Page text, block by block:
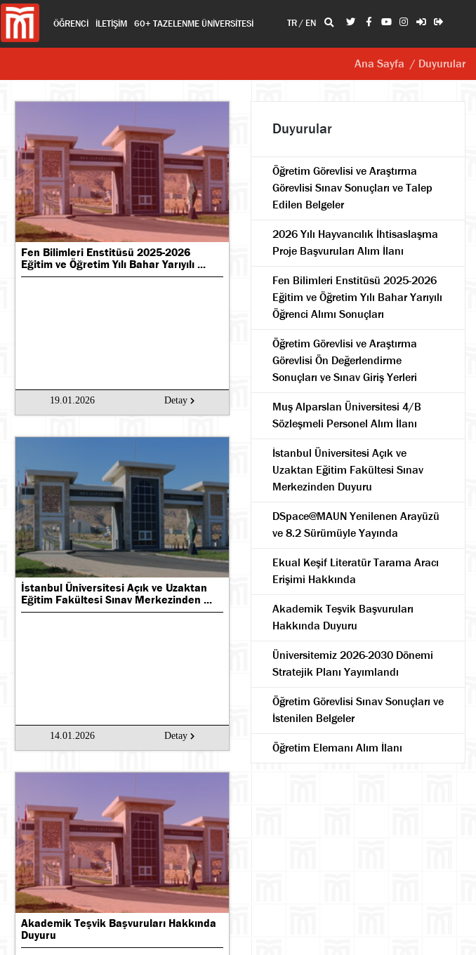
ÖĞRENCİ İLETİŞİM 60+ TAZELENME ÜNİVERSİTESİ TR/ EN
Ana Sayfa / Duyurular
Fen Bilimleri Enstitüsü 2025-2026
Eğitim ve Öğretim Yılı Bahar Yarıyılı ...
19.01.2026 Detay
İstanbul Üniversitesi Açık ve Uzaktan
Eğitim Fakültesi Sınav Merkezinden ...
14.01.2026 Detay
Akademik Teşvik Başvuruları Hakkında
Duyuru
Duyurular
Öğretim Görevlisi ve Araştırma
Görevlisi Sınav Sonuçları ve Talep
Edilen Belgeler
2026 Yılı Hayvancılık İhtisaslaşma
Proje Başvuruları Alım İlanı
Fen Bilimleri Enstitüsü 2025-2026
Eğitim ve Öğretim Yılı Bahar Yarıyılı
Öğrenci Alımı Sonuçları
Öğretim Görevlisi ve Araştırma
Görevlisi Ön Değerlendirme
Sonuçları ve Sınav Giriş Yerleri
Muş Alparslan Üniversitesi 4/B
Sözleşmeli Personel Alım İlanı
İstanbul Üniversitesi Açık ve
Uzaktan Eğitim Fakültesi Sınav
Merkezinden Duyuru
DSpace@MAUN Yenilenen Arayüzü
ve 8.2 Sürümüyle Yayında
Ekual Keşif Literatür Tarama Aracı
Erişimi Hakkında
Akademik Teşvik Başvuruları
Hakkında Duyuru
Üniversitemiz 2026-2030 Dönemi
Stratejik Planı Yayımlandı
Öğretim Görevlisi Sınav Sonuçları ve
İstenilen Belgeler
Öğretim Elemanı Alım İlanı